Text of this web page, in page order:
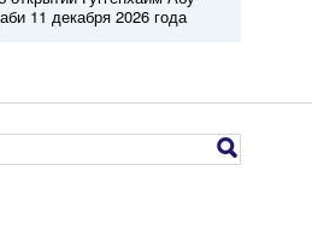
11 декабря 2026 года